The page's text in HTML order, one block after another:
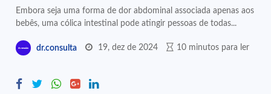
Embora seja uma forma de dor abdominal associada apenas aos
bebês, uma cólica intestinal pode atingir pessoas de todas...
dr.consulta 19, dez de 2024 10 minutos para ler